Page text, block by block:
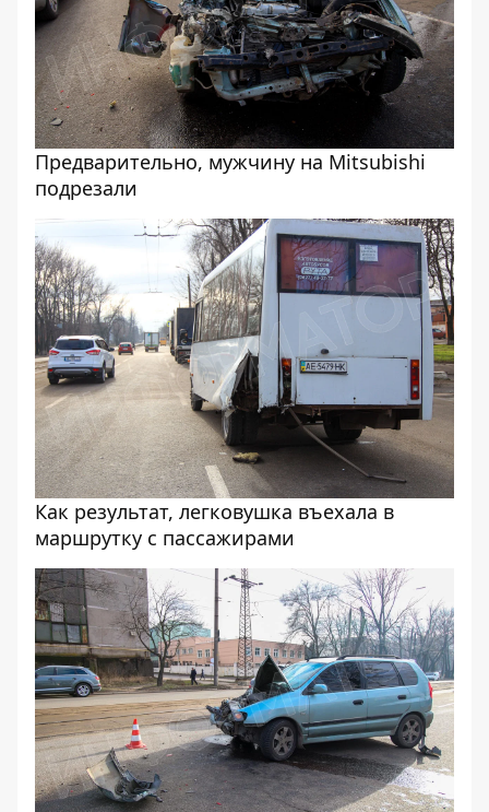
Предварительно, мужчину на Mitsubishi
подрезали
Как результат, легковушка въехала в
маршрутку с пассажирами